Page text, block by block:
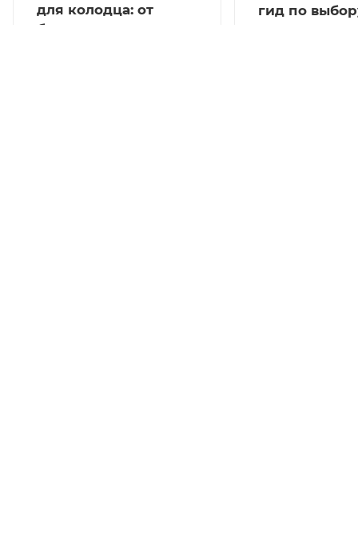
для колодца: от
бюджетного
гид по